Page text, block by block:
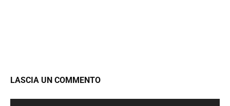
LASCIA UN COMMENTO